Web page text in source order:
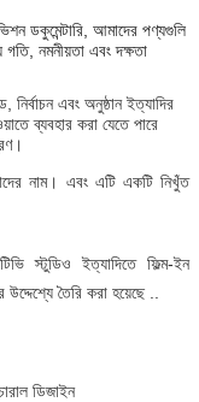
ডকুমেন্টারি, আমাদের পণ্যগুলি
নমনীয়তা এবং দক্ষতা
এবং অনুষ্ঠান ইত্যাদির
ব্যবহার করা যেতে পারে
নাম। এবং এটি একটি নিখুঁত
স্টুডিও ইত্যাদিতে ফিল্ম-ইন
তৈরি করা হয়েছে ..
ডিজাইন